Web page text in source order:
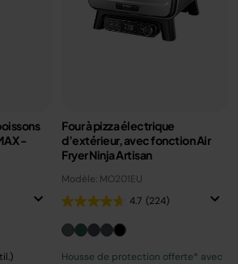
-
Four à pizza électrique
d’extérieur, avec fonction Air
Fryer Ninja Artisan
Modèle: MO201EU
4.7 (224)
Housse de protection offerte* avec